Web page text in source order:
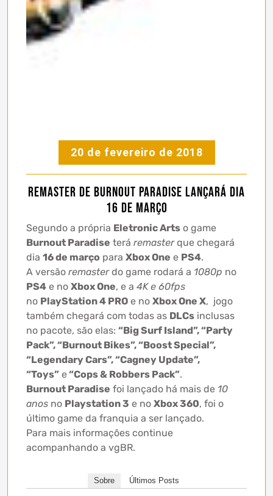
20 de fevereiro de 2018
Remaster de Burnout Paradise lançará dia
16 de março
Segundo a própria Eletronic Arts o game
Burnout Paradise terá remasterque chegará
dia 16 de março para Xbox One e PS4.
A versão remasterdo game rodará a 1080p no
PS4 e no Xbox One, e a 4K e 60fps
no PlayStation 4 PRO e no Xbox One X, jogo
também chegará com todas as DLCs inclusas
no pacote, são elas: “Big Surf Island”, “Party
Pack”, “Burnout Bikes”, “Boost Special”,
“Legendary Cars”, “Cagney Update”,
“Toys” e“Cops & Robbers Pack”.
Burnout Paradise foi lançado há mais de 10
anos no Playstation 3 e no Xbox 360, foi o
último game da franquia a ser lançado.
Para mais informações continue
acompanhando a vgBR.
Sobre Últimos Posts